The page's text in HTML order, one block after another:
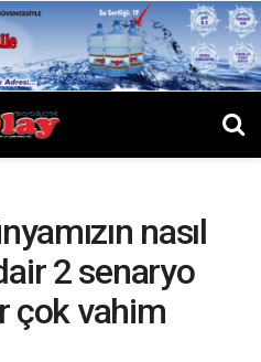
nasıl
2 senaryo
çok vahim